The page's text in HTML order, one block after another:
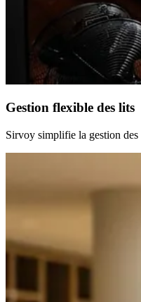
Gestion flexible des lits
Sirvoy simplifie la gestion